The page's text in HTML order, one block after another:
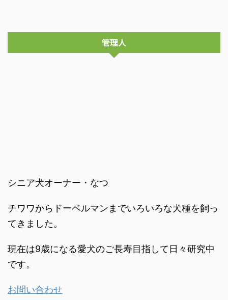
管理人
シニア犬オーナー・なつ
チワワからドーベルマンまでいろいろな犬種を飼っ
てきました。
現在は9歳になる愛犬のご長寿目指して日々研究中
です。
お問い合わせ